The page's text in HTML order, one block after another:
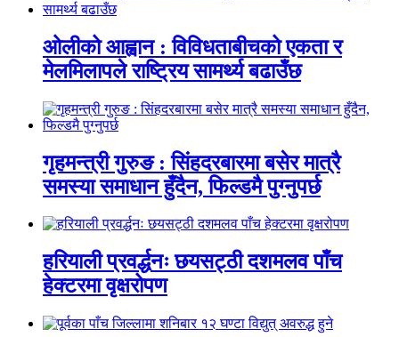
ओलीको आह्वान : विविधताबीचको एकता र
मेलमिलापले राष्ट्रिय सामर्थ्य बढाउँछ
गृहमन्त्री गुरुङ : सिंहदरबारमा बसेर मात्रै
समस्या समाधान हुँदैन, फिल्डमै पुग्नुपर्छ
हरियाली प्रवर्द्धनः छयसट्ठी दशमलव पाँच
हेक्टरमा वृक्षरोपण